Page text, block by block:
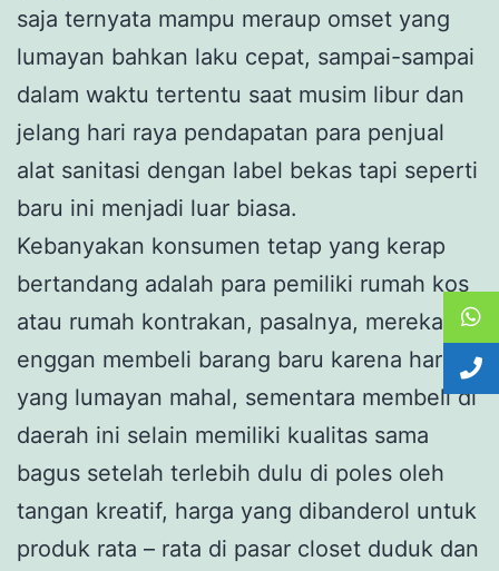
saja ternyata mampu meraup omset yang
lumayan bahkan laku cepat, sampai-sampai
dalam waktu tertentu saat musim libur dan
jelang hari raya pendapatan para penjual
alat sanitasi dengan label bekas tapi seperti
baru ini menjadi luar biasa.
Kebanyakan konsumen tetap yang kerap
bertandang adalah para pemiliki rumah kos
atau rumah kontrakan, pasalnya, mereka
enggan membeli barang baru karena harga
yang lumayan mahal, sementara membeli di
daerah ini selain memiliki kualitas sama
bagus setelah terlebih dulu di poles oleh
tangan kreatif, harga yang dibanderol untuk
produk rata – rata di pasar closet duduk dan